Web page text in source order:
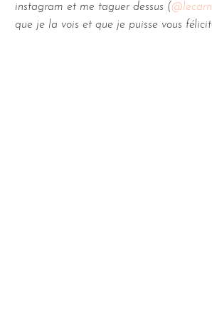
instagram et me taguer dessus (
que je la vois et que je puisse vous